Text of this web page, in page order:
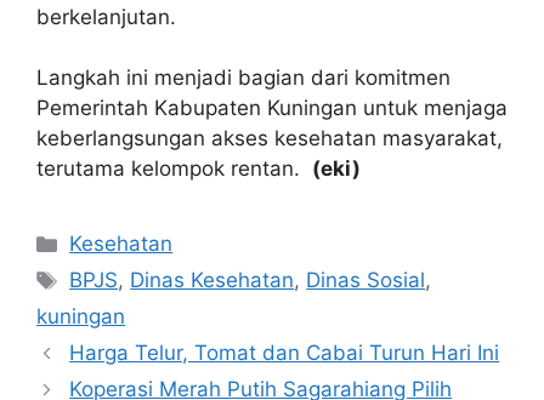
berkelanjutan.
Langkah ini menjadi bagian dari komitmen
Pemerintah Kabupaten Kuningan untuk menjaga
keberlangsungan akses kesehatan masyarakat,
terutama kelompok rentan. (eki)
Kategori
Kesehatan
Tag
BPJS, Dinas Kesehatan, Dinas Sosial,
kuningan
Harga Telur, Tomat dan Cabai Turun Hari Ini
Koperasi Merah Putih Sagarahiang Pilih